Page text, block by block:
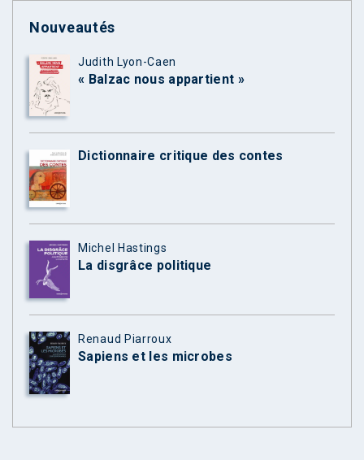
Nouveautés
Judith Lyon-Caen
« Balzac nous appartient »
Dictionnaire critique des contes
Michel Hastings
La disgrâce politique
Renaud Piarroux
Sapiens et les microbes